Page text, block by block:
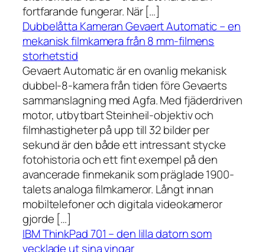
fortfarande fungerar. När […]
Dubbelåtta Kameran Gevaert Automatic – en
mekanisk filmkamera från 8 mm-filmens
storhetstid
Gevaert Automatic är en ovanlig mekanisk
dubbel-8-kamera från tiden före Gevaerts
sammanslagning med Agfa. Med fjäderdriven
motor, utbytbart Steinheil-objektiv och
filmhastigheter på upp till 32 bilder per
sekund är den både ett intressant stycke
fotohistoria och ett fint exempel på den
avancerade finmekanik som präglade 1900-
talets analoga filmkameror. Långt innan
mobiltelefoner och digitala videokameror
gjorde […]
IBM ThinkPad 701 – den lilla datorn som
vecklade ut sina vingar